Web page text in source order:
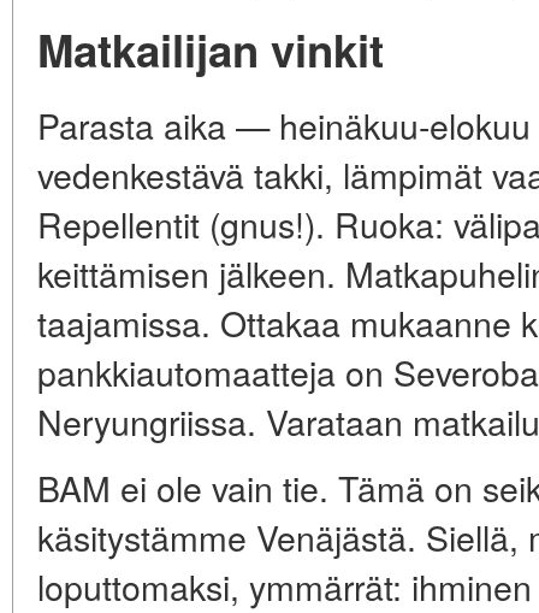
Matkailijan vinkit
Parasta aika — heinäkuu-
vedenkestävä takki, lämpimät
Repellentit (gnus!). Ruoka:
keittämisen jälkeen.
taajamissa. Ottakaa mukaanne
pankkiautomaatteja on
Neryungriissa. Varataan
BAM ei ole vain tie. Tämä on
käsitystämme Venäjästä. Siellä,
loputtomaksi, ymmärrät: